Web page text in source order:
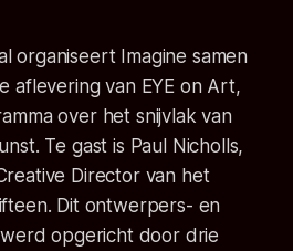
organiseert Imagine samen
aflevering van EYE on Art,
over het snijvlak van
Te gast is Paul Nicholls,
Director van het
Dit ontwerpers- en
opgericht door drie